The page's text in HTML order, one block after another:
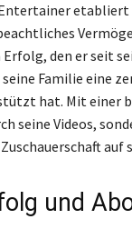
etabliert
den er seit
Familie eine
hat. Mit einer
seine Videos,
auf
und